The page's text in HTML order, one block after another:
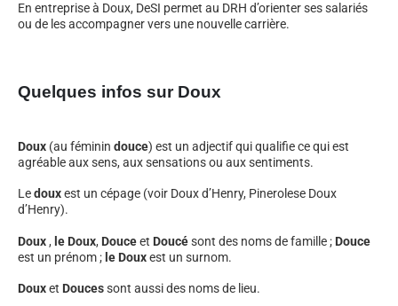
En entreprise à Doux, DeSI permet au DRH d’orienter ses salariés
ou de les accompagner vers une nouvelle carrière.
Quelques infos sur Doux
Doux (au féminin douce) est un adjectif qui qualifie ce qui est
agréable aux sens, aux sensations ou aux sentiments.
Ledouxest un cépage (voir Doux d’Henry, Pinerolese Doux
d’Henry).
Doux, le Doux, Douceet Doucésont des noms de famille ; Douce
est un prénom ;le Douxest un surnom.
Douxet Doucessont aussi des noms de lieu.